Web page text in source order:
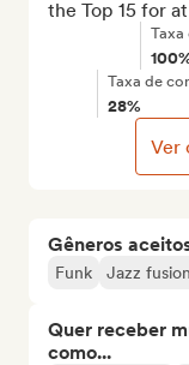
Gêneros
Funk Jazz fusion
Quer receber
como...
the Top 15 for
Taxa
Taxa de
28%
Ver